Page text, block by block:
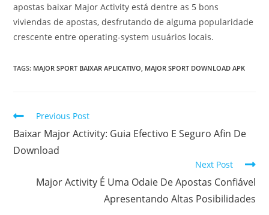
apostas baixar Major Activity está dentre as 5 bons
viviendas de apostas, desfrutando de alguma popularidade
crescente entre operating-system usuários locais.
TAGS: MAJOR SPORT BAIXAR APLICATIVO MAJOR SPORT DOWNLOAD APK
Read
articles
Previous Post
Baixar Major Activity: Guia Efectivo E Seguro Afin De
Download
Next Post
Major Activity É Uma Odaie De Apostas Confiável
Apresentando Altas Posibilidades